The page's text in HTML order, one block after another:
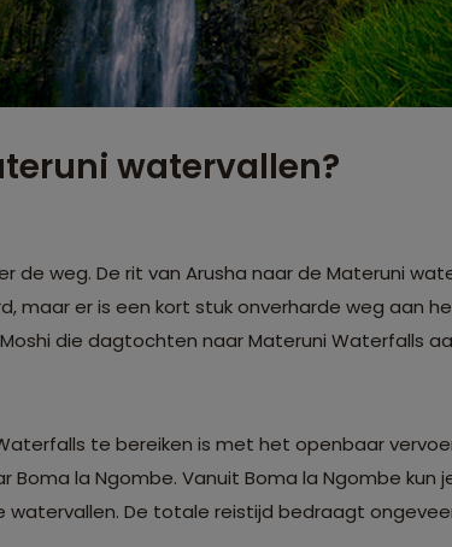
watervallen?
de weg. De rit van Arusha naar de Materuni
maar er is een kort stuk onverharde weg aan
die dagtochten naar Materuni Waterfalls
te bereiken is met het openbaar
Boma la Ngombe. Vanuit Boma la Ngombe kun
De totale reistijd bedraagt